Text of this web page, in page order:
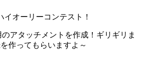
イオーリーコンテスト！
のアタッチメントを作成！ギリギリま
作ってもらいますよ～